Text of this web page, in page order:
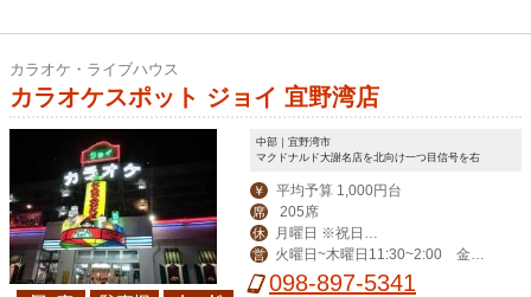
カラオケ・ライブハウス
カラオケスポット ジョイ 宜野湾店
中部｜宜野湾市
マクドナルド大謝名店を北向け一つ目信号を右
￥ 平均予算 1,000円台
席 205席
休
祝前日は営業
営
火曜日~木曜日11:30~2:00 金曜
日11:30~3:00 土曜日11:00~4:00 日
098-897-5341